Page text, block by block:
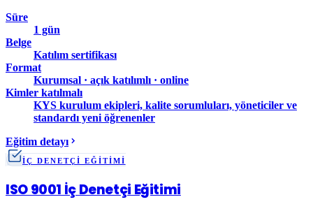
Süre
1 gün
Belge
Katılım sertifikası
Format
Kurumsal · açık katılımlı · online
Kimler katılmalı
KYS kurulum ekipleri, kalite sorumluları, yöneticiler ve
standardı yeni öğrenenler
Eğitim detayı
İÇ DENETÇİ EĞİTİMİ
ISO 9001 İç Denetçi Eğitimi